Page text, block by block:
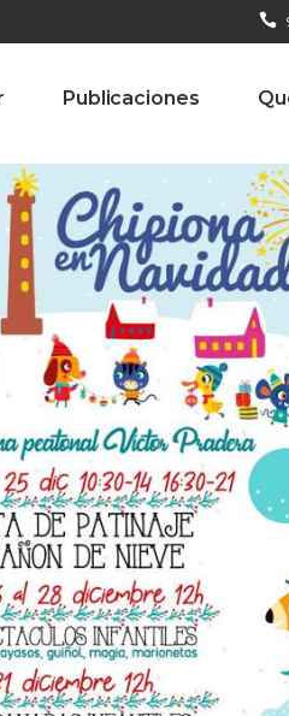
Publicaciones